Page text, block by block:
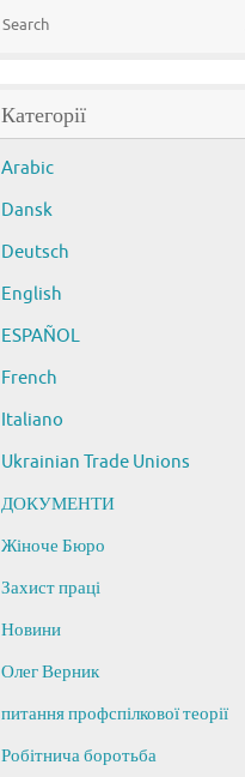
Категорії
Arabic
Dansk
Deutsch
English
ESPAÑOL
French
Italiano
Ukrainian Trade Unions
ДОКУМЕНТИ
Жіноче Бюро
Захист праці
Новини
Олег Верник
питання профспілкової теорії
Робітнича боротьба